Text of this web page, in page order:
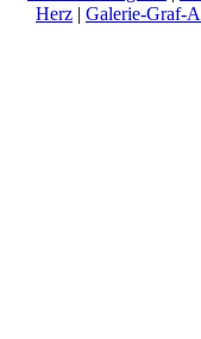
Herz | Galerie-Graf-